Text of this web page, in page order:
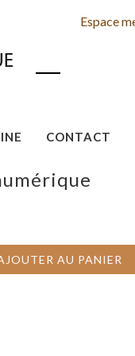
Espace
CONTACT
AU PANIER